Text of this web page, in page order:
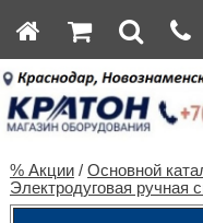
% Акции/ Основной
Электродуговая ручная